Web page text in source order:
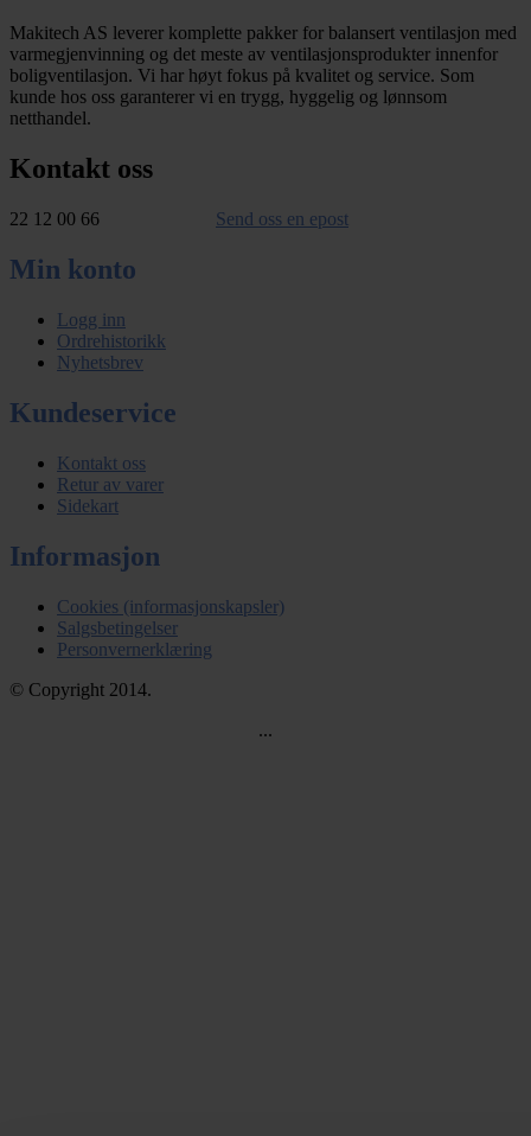
Makitech AS leverer komplette pakker for balansert ventilasjon med
varmegjenvinning og det meste av ventilasjonsprodukter innenfor
boligventilasjon. Vi har høyt fokus på kvalitet og service. Som
kunde hos oss garanterer vi en trygg, hyggelig og lønnsom
netthandel.
Kontakt oss
22 12 00 66 Send oss en epost
Min konto
Logg inn
Ordrehistorikk
Nyhetsbrev
Kundeservice
Kontakt oss
Retur av varer
Sidekart
Informasjon
Cookies (informasjonskapsler)
Salgsbetingelser
Personvernerklæring
© Copyright 2014.
...